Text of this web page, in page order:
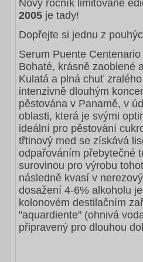
Nový ročník limitované
2005 je tady!
Dopřejte si jednu z
Serum Puente
Bohaté, krásně zaoblené
Kulatá a plná chuť
intenzivně dlouhým
pěstována v Panamě, v
oblasti, která je svými
ideální pro pěstování
třtinový med se získává
odpařováním přebytečné
surovinou pro výrobu
následně kvasí v
dosažení 4-6% alkoholu
kolonovém destilačním
"aquardiente" (ohnivá
připravený pro dlouhou